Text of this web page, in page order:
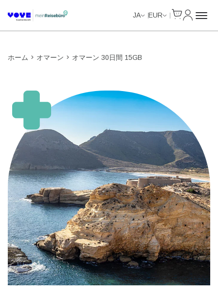
JA EUR
ホーム オマーン オマーン 30日間 15GB